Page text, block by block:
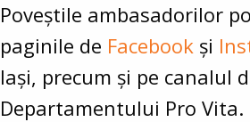
Poveștile ambasadorilor
paginile de Facebook și
Iași, precum și pe canalul
Departamentului Pro Vita.